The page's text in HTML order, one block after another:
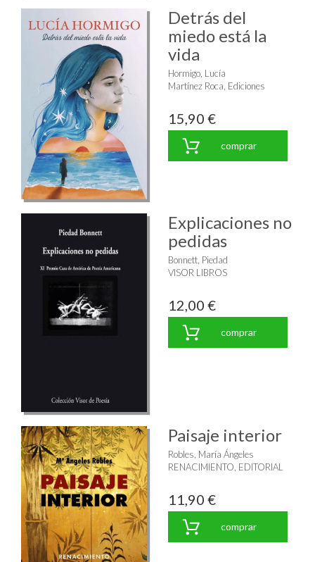
Detrás del
miedo está la
vida
Hormigo, Lucía
Martínez Roca, Ediciones
15,90 €
comprar
Explicaciones no
pedidas
Bonnett, Piedad
VISOR LIBROS
12,00 €
comprar
Paisaje interior
Robles, María Ángeles
RENACIMIENTO, EDITORIAL
11,90 €
comprar